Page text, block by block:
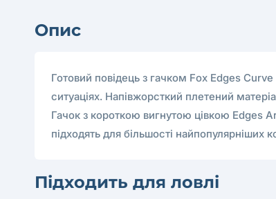
Опис
Готовий повідець з гачком Fox Edges
ситуаціях. Напівжорсткий плетений
Гачок з короткою вигнутою цівкою Edges
підходять для більшості найпопулярніших
Підходить для ловлі